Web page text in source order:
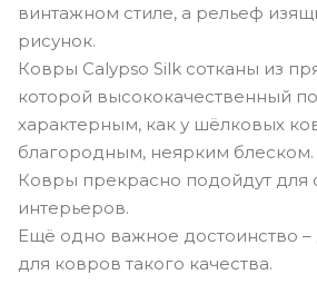
винтажном стиле, а рельеф
рисунок.
Ковры Calypso Silk сотканы из
которой высококачественный
характерным, как у шёлковых
благородным, неярким блеском.
Ковры прекрасно подойдут для
интерьеров.
Ещё одно важное достоинство –
для ковров такого качества.